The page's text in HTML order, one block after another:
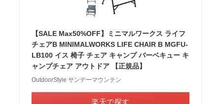
【SALE Max50%OFF】ミニマルワークス ライフ
チェアB MINIMALWORKS LIFE CHAIR B MGFU-
LB100 イス 椅子 チェア キャンプ バーベキュー キ
ャンプチェア アウトドア 【正規品】
OutdoorStyle サンデーマウンテン
楽天で探す